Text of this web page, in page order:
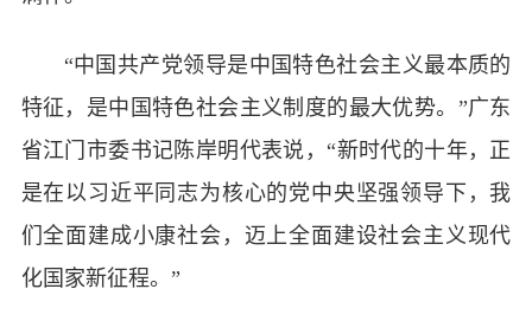
“中国共产党领导是中国特色社会主义最本质的
特征，是中国特色社会主义制度的最大优势。”广东
省江门市委书记陈岸明代表说，“新时代的十年，正
是在以习近平同志为核心的党中央坚强领导下，我
们全面建成小康社会，迈上全面建设社会主义现代
化国家新征程。”